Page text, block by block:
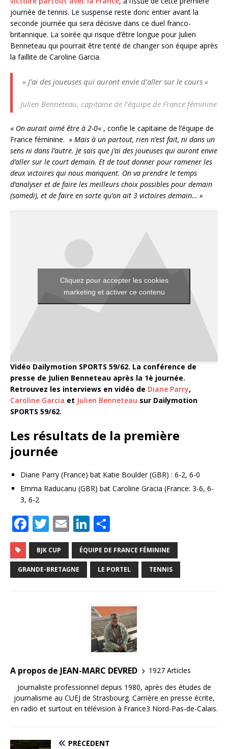
journée de tennis. Le suspense reste donc entier avant la
seconde journée qui sera décisive dans ce duel franco-
britannique. La soirée qui risque d’être longue pour Julien
Benneteau qui pourrait être tenté de changer son équipe après
la faillite de Caroline Garcia.
» J’ai des joueuses qui auront envie d’aller sur le cours «
Julien Benneteau, capitaine de l’équipe de France féminine
« On aurait aimé être à 2-0« , confie le capitaine de l’équipe de
France féminine. » Mais à un partout, rien n’est fait, ni dans un
sens ni dans l’autre. Je sais que j’ai des joueuses qui auront envie
d’aller sur le court demain. Et de tout donner pour ramener les
deux victoires qui nous manquent. On va prendre le temps
d’analyser et de faire les meilleurs choix possibles pour demain
(samedi), et de faire en sorte qu’on ait 3 victoires demain… »
Cliquez pour accepter les cookies
marketing et activer ce contenu
Vidéo Dailymotion SPORTS 59/62. La conférence de
presse de Julien Benneteau après la 1è journée.
Retrouvez les interviews en vidéo de Diane Parry,
Caroline Garcia et Julien Benneteau sur Dailymotion
SPORTS 59/62.
Les résultats de la première
journée
Diane Parry (France) bat Katie Boulder (GBR) : 6-2, 6-0
Emma Raducanu (GBR) bat Caroline Gracia (France: 3-6, 6-
3, 6-2
F
a
c
e
T
w
it
te
E
m
ai
l
Li
n
k
e
n
ar
ta
g
r
BJK CUP ÉQUIPE DE FRANCE FÉMININE
GRANDE-BRETAGNE LE PORTEL TENNIS
A propos de JEAN-MARC DEVRED
1927 Articles
Journaliste professionnel depuis 1980, après des études de
journalisme au CUEJ de Strasbourg. Carrière en presse écrite,
en radio et surtout en télévision à France3 Nord-Pas-de-Calais.
PRÉCÉDENT